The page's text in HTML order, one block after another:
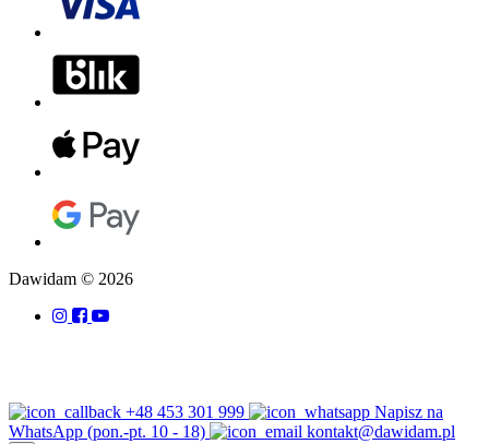
Dawidam © 2026
+48 453 301 999
Napisz na
WhatsApp (pon.-pt. 10 - 18)
kontakt@dawidam.pl